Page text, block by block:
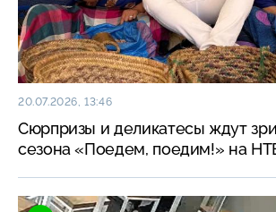
20.07.2026, 13:46
Сюрпризы и деликатесы ждут
сезона «Поедем, поедим!» на